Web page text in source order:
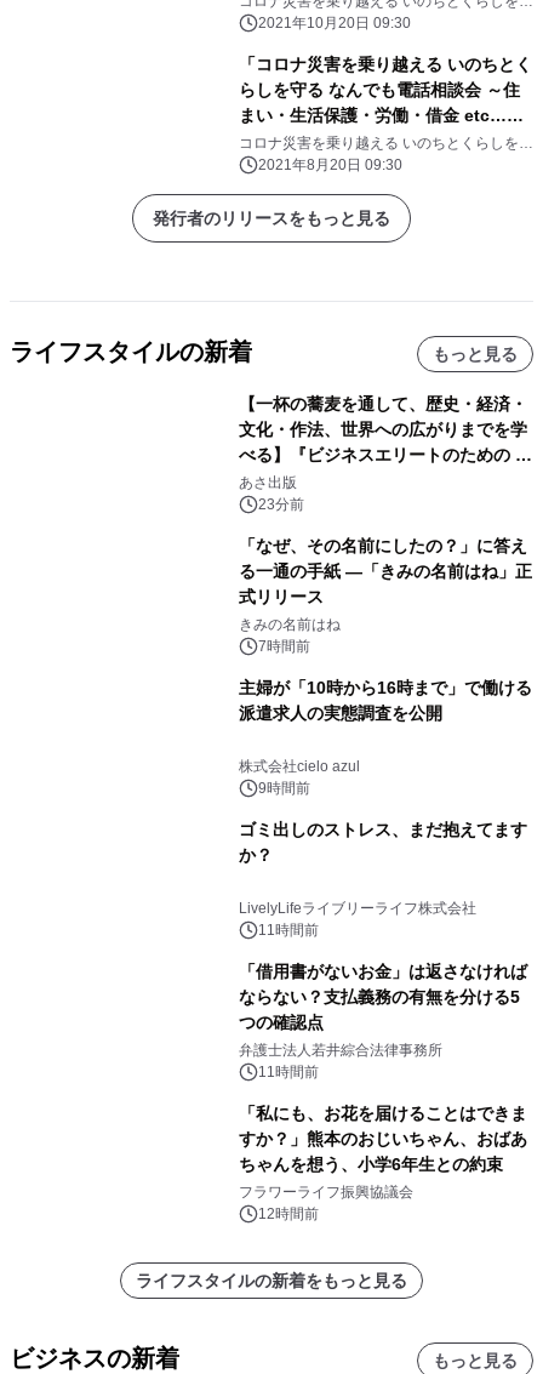
る なんでも電話相談会実行委員会
2021年10月20日 09:30
「コロナ災害を乗り越える いのちとく
らしを守る なんでも電話相談会 ～住
まい・生活保護・労働・借金 etc…
～」 【第9弾】実施のお知らせ
コロナ災害を乗り越える いのちとくらしを守
る なんでも電話相談会実行委員会
2021年8月20日 09:30
発行者のリリースをもっと見る
ライフスタイルの新着 もっと見る
【一杯の蕎麦を通して、歴史・経済・
文化・作法、世界への広がりまでを学
べる】『ビジネスエリートのための 教
養としての蕎麦』2026年8月25日
（火）発売
あさ出版
23分前
「なぜ、その名前にしたの？」に答え
る一通の手紙 ―「きみの名前はね」正
式リリース
きみの名前はね
7時間前
主婦が「10時から16時まで」で働ける
派遣求人の実態調査を公開
株式会社cielo azul
9時間前
ゴミ出しのストレス、まだ抱えてます
か？
LivelyLifeライブリーライフ株式会社
11時間前
「借用書がないお金」は返さなければ
ならない？支払義務の有無を分ける5
つの確認点
弁護士法人若井綜合法律事務所
11時間前
「私にも、お花を届けることはできま
すか？」熊本のおじいちゃん、おばあ
ちゃんを想う、小学6年生との約束
フラワーライフ振興協議会
12時間前
ライフスタイルの新着をもっと見る
ビジネスの新着 もっと見る